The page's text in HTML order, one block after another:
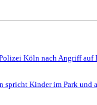
Köln nach Angriff
spricht Kinder im Park und